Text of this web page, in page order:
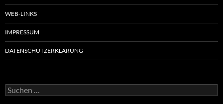
WEB-LINKS
IMPRESSUM
DATENSCHUTZERKLÄRUNG
Suchen
nach: